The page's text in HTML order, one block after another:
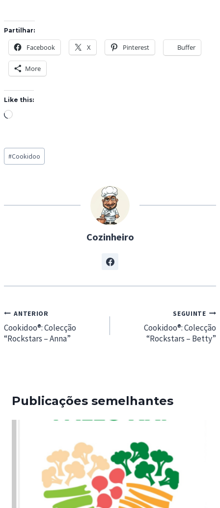
Partilhar:
Facebook X Pinterest Buffer
More
Like this:
L
d
i
…
Post
Tags:
#Cookidoo
Cozinheiro
Navegação
de
artigos
ANTERIOR
Cookidoo®: Colecção
“Rockstars – Anna”
SEGUINTE
Cookidoo®: Colecção
“Rockstars – Betty”
Publicações semelhantes